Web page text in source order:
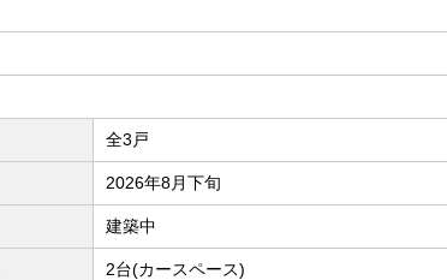
全3戸
2026年8月下旬
建築中
2台(カースペース)